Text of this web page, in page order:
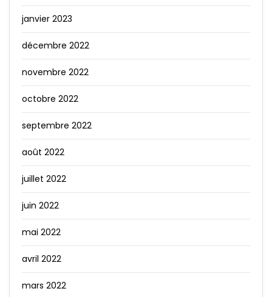
janvier 2023
décembre 2022
novembre 2022
octobre 2022
septembre 2022
août 2022
juillet 2022
juin 2022
mai 2022
avril 2022
mars 2022